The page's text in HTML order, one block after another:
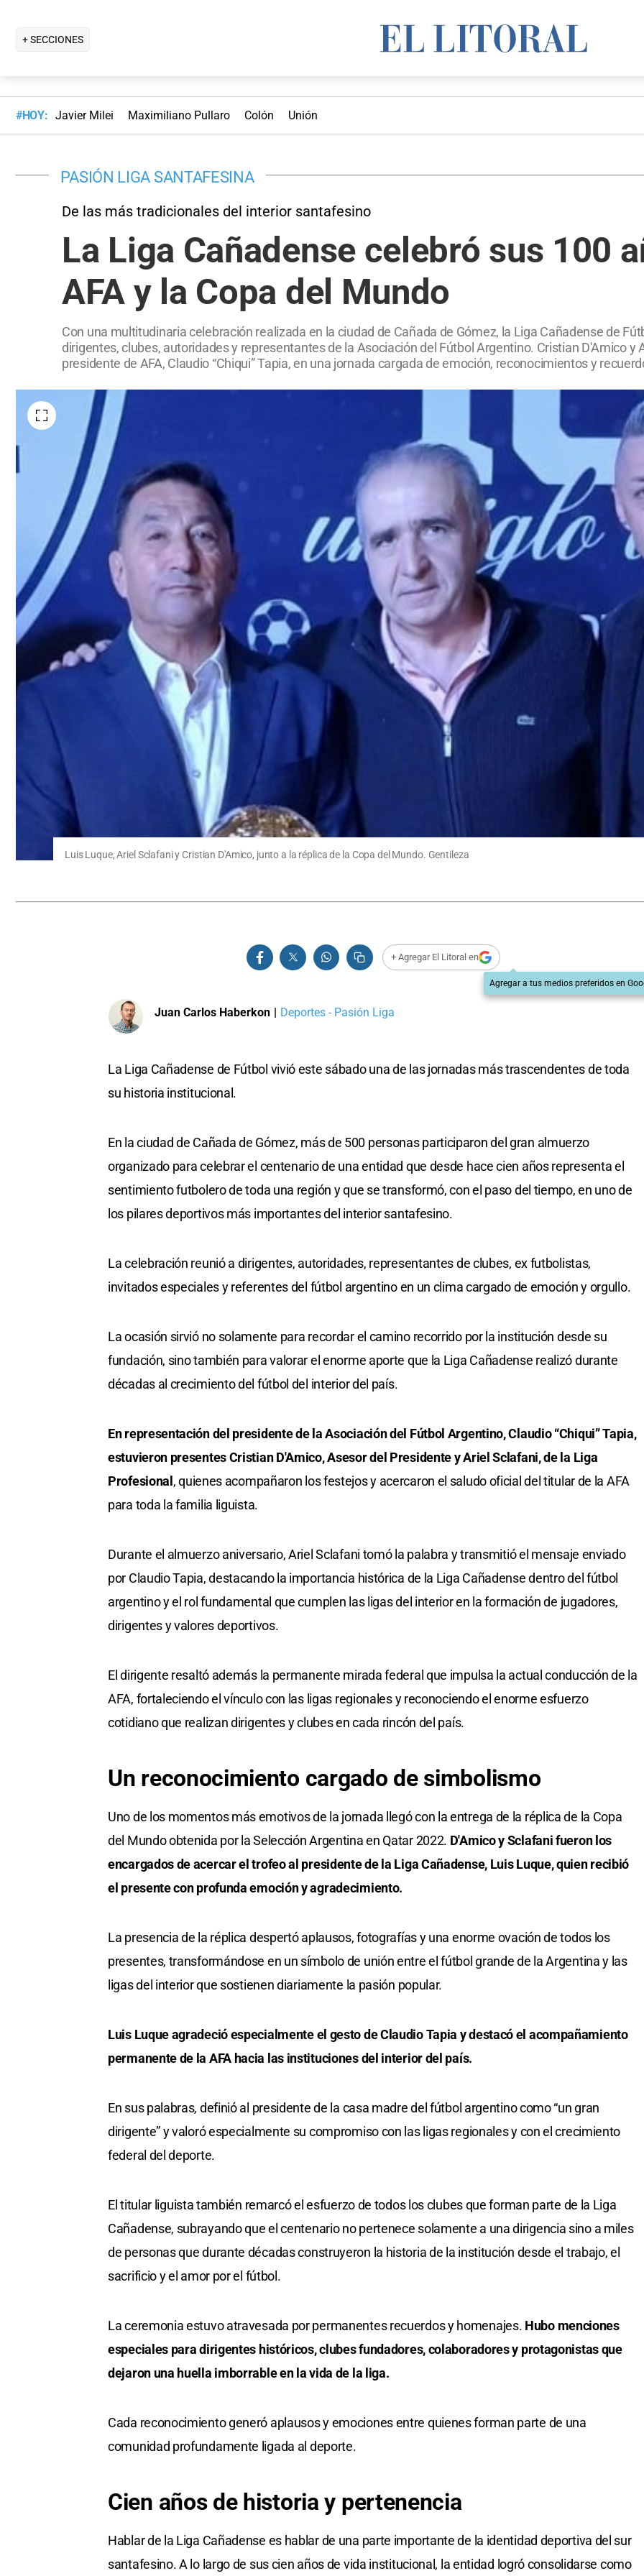
+ SECCIONES
#HOY: Javier Milei Maximiliano Pullaro Colón Unión
PASIÓN LIGA SANTAFESINA
De las más tradicionales del interior santafesino
La Liga Cañadense celebró sus 100
AFA y la Copa del Mundo
Con una multitudinaria celebración realizada en la ciudad de Cañada de Gómez, la Liga Cañadense de
dirigentes, clubes, autoridades y representantes de la Asociación del Fútbol Argentino. Cristian D'Amico
presidente de AFA, Claudio “Chiqui” Tapia, en una jornada cargada de emoción, reconocimientos y
Luis Luque, Ariel Sclafani y Cristian D'Amico, junto a la réplica de la Copa del Mundo. Gentileza
+ Agregar El Litoral en
Agregar a tus medios preferidos en
Juan Carlos Haberkon | Deportes - Pasión Liga
La Liga Cañadense de Fútbol vivió este sábado una de las jornadas más trascendentes de toda
su historia institucional.
En la ciudad de Cañada de Gómez, más de 500 personas participaron del gran almuerzo
organizado para celebrar el centenario de una entidad que desde hace cien años representa el
sentimiento futbolero de toda una región y que se transformó, con el paso del tiempo, en uno de
los pilares deportivos más importantes del interior santafesino.
La celebración reunió a dirigentes, autoridades, representantes de clubes, ex futbolistas,
invitados especiales y referentes del fútbol argentino en un clima cargado de emoción y orgullo.
La ocasión sirvió no solamente para recordar el camino recorrido por la institución desde su
fundación, sino también para valorar el enorme aporte que la Liga Cañadense realizó durante
décadas al crecimiento del fútbol del interior del país.
En representación del presidente de la Asociación del Fútbol Argentino, Claudio “Chiqui” Tapia,
estuvieron presentes Cristian D'Amico, Asesor del Presidente y Ariel Sclafani, de la Liga
Profesional , quienes acompañaron los festejos y acercaron el saludo oficial del titular de la AFA
para toda la familia liguista.
Durante el almuerzo aniversario, Ariel Sclafani tomó la palabra y transmitió el mensaje enviado
por Claudio Tapia, destacando la importancia histórica de la Liga Cañadense dentro del fútbol
argentino y el rol fundamental que cumplen las ligas del interior en la formación de jugadores,
dirigentes y valores deportivos.
El dirigente resaltó además la permanente mirada federal que impulsa la actual conducción de la
AFA, fortaleciendo el vínculo con las ligas regionales y reconociendo el enorme esfuerzo
cotidiano que realizan dirigentes y clubes en cada rincón del país.
Un reconocimiento cargado de simbolismo
Uno de los momentos más emotivos de la jornada llegó con la entrega de la réplica de la Copa
del Mundo obtenida por la Selección Argentina en Qatar 2022. D'Amico y Sclafani fueron los
encargados de acercar el trofeo al presidente de la Liga Cañadense, Luis Luque, quien recibió
el presente con profunda emoción y agradecimiento.
La presencia de la réplica despertó aplausos, fotografías y una enorme ovación de todos los
presentes, transformándose en un símbolo de unión entre el fútbol grande de la Argentina y las
ligas del interior que sostienen diariamente la pasión popular.
Luis Luque agradeció especialmente el gesto de Claudio Tapia y destacó el acompañamiento
permanente de la AFA hacia las instituciones del interior del país.
En sus palabras, definió al presidente de la casa madre del fútbol argentino como “un gran
dirigente” y valoró especialmente su compromiso con las ligas regionales y con el crecimiento
federal del deporte.
El titular liguista también remarcó el esfuerzo de todos los clubes que forman parte de la Liga
Cañadense, subrayando que el centenario no pertenece solamente a una dirigencia sino a miles
de personas que durante décadas construyeron la historia de la institución desde el trabajo, el
sacrificio y el amor por el fútbol.
La ceremonia estuvo atravesada por permanentes recuerdos y homenajes. Hubo menciones
especiales para dirigentes históricos, clubes fundadores, colaboradores y protagonistas que
dejaron una huella imborrable en la vida de la liga.
Cada reconocimiento generó aplausos y emociones entre quienes forman parte de una
comunidad profundamente ligada al deporte.
Cien años de historia y pertenencia
Hablar de la Liga Cañadense es hablar de una parte importante de la identidad deportiva del sur
santafesino. A lo largo de sus cien años de vida institucional, la entidad logró consolidarse como